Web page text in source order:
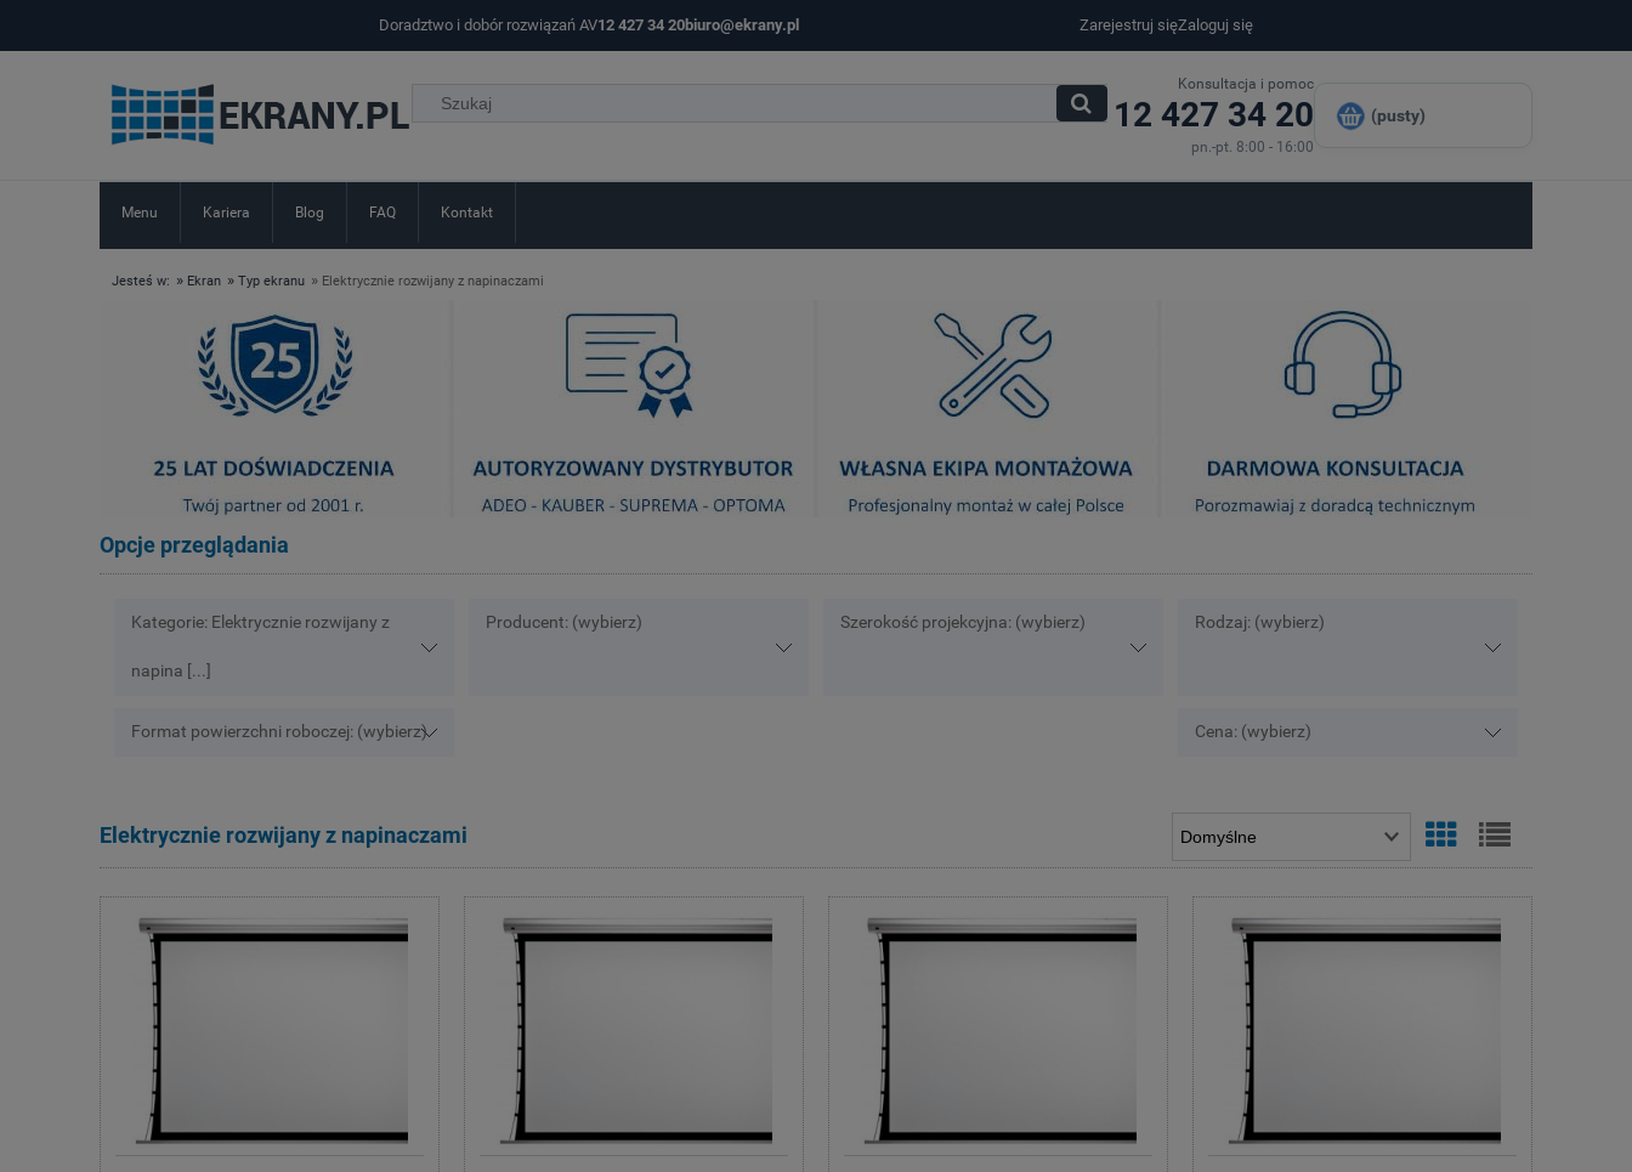
Doradztwo i dobór rozwiązań AV12 427 34 20biuro@ekrany.pl Zarejestruj sięZaloguj się
Konsultacja i pomoc
12 427 34 20
pn.-pt. 8:00 - 16:00
(pusty)
Menu Kariera Blog FAQ Kontakt
Jesteś w: » Ekran » Typ ekranu » Elektrycznie rozwijany z napinaczami
Opcje przeglądania
Kategorie: Elektrycznie rozwijany z
napina [...]
Producent: (wybierz) Szerokość projekcyjna: (wybierz) Rodzaj: (wybierz)
Format powierzchni roboczej: (wybierz) Cena: (wybierz)
Elektrycznie rozwijany z napinaczami